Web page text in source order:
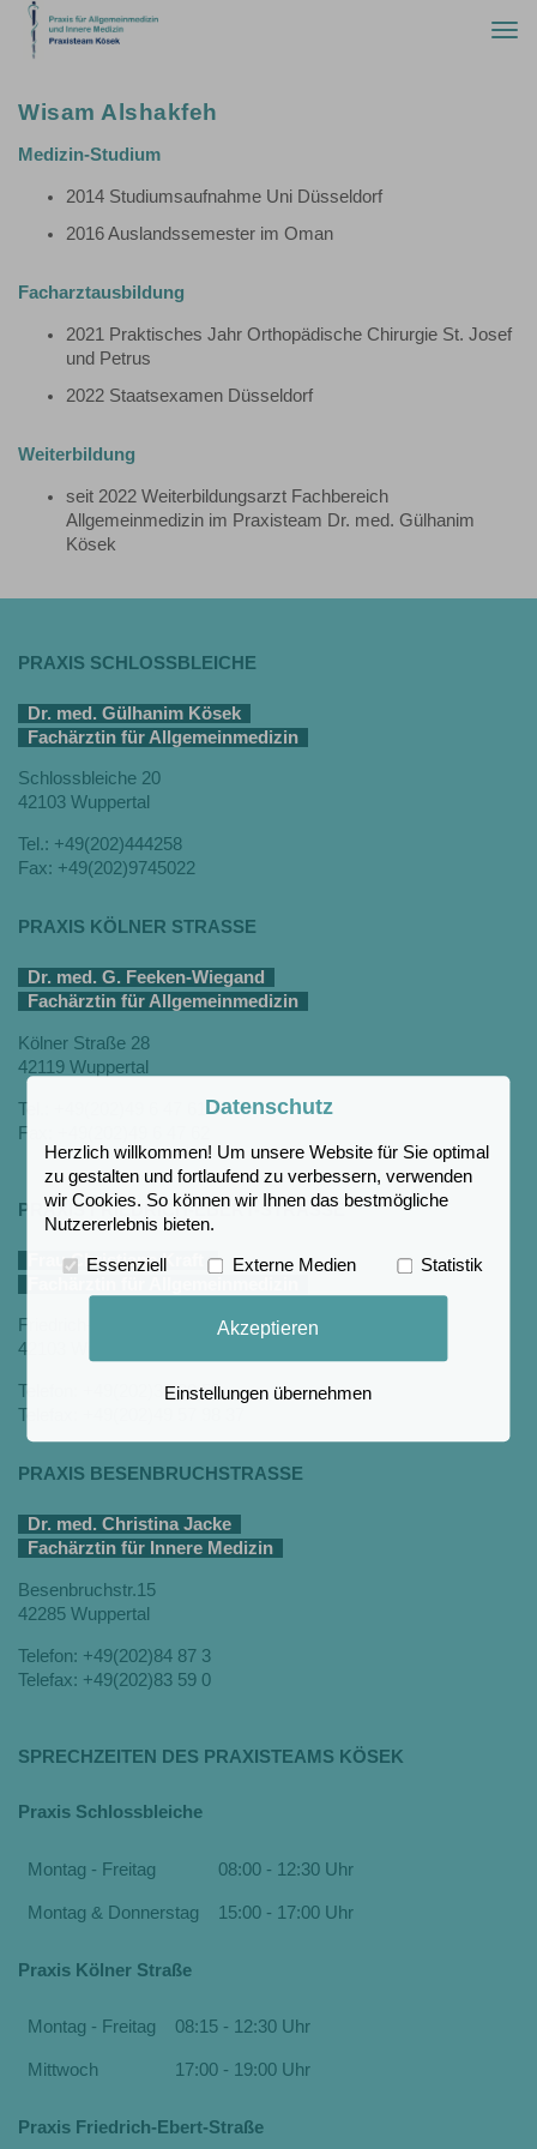
Wisam Alshakfeh
Medizin-Studium
2014 Studiumsaufnahme Uni Düsseldorf
2016 Auslandssemester im Oman
Facharztausbildung
2021 Praktisches Jahr Orthopädische Chirurgie St. Josef
und Petrus
2022 Staatsexamen Düsseldorf
Weiterbildung
seit 2022 Weiterbildungsarzt Fachbereich
Allgemeinmedizin im Praxisteam Dr. med. Gülhanim
Kösek
PRAXIS SCHLOSSBLEICHE
Dr. med. Gülhanim Kösek
Fachärztin für Allgemeinmedizin
Schlossbleiche 20
42103 Wuppertal
Tel.: +49(202)444258
Fax: +49(202)9745022
PRAXIS KÖLNER STRASSE
Dr. med. G. Feeken-Wiegand
Fachärztin für Allgemeinmedizin
Kölner Straße 28
42119 Wuppertal
Tel.: +49(202)49 6 47 61
Fax: +49(202)49 6 47 62
PRAXIS FRIEDRICH-EBERT-STRASSE
Frau Christiane Kraft
Friedrich-Ebert-Straße 88
42103 Wuppertal
Telefon: +49(202)30 20 59
Telefax: +49(202)49 57 98 37
PRAXIS BESENBRUCHSTRASSE
Dr. med. Christina Jacke
Fachärztin für Innere Medizin
Besenbruchstr.15
42285 Wuppertal
Telefon: +49(202)84 87 3
Telefax: +49(202)83 59 0
SPRECHZEITEN DES PRAXISTEAMS KÖSEK
Praxis Schlossbleiche
Montag - Freitag 08:00 - 12:30 Uhr
Montag & Donnerstag 15:00 - 17:00 Uhr
Praxis Kölner Straße
Montag - Freitag 08:15 - 12:30 Uhr
Mittwoch 17:00 - 19:00 Uhr
Praxis Friedrich-Ebert-Straße
Datenschutz
Herzlich willkommen! Um unsere Website für Sie optimal
zu gestalten und fortlaufend zu verbessern, verwenden
wir Cookies. So können wir Ihnen das bestmögliche
Nutzererlebnis bieten.
Essenziell Externe Medien Statistik
Akzeptieren
Einstellungen übernehmen